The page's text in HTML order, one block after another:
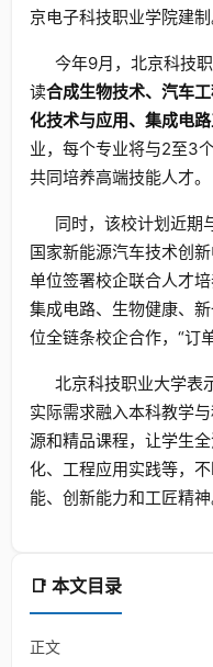
📑 本文目录
正文
京电子科技职业学院建制
今年9月，北京科技
读合成生物技术、汽车
化技术与应用、集成电
业，每个专业将与2至3
共同培养高端技能人才。
同时，该校计划近期
国家新能源汽车技术创
单位签署校企联合人才
集成电路、生物健康、
位全链条校企合作，“订
北京科技职业大学表
实际需求融入本科教学
源和精品课程，让学生
化、工程应用实践等，
能、创新能力和工匠精神